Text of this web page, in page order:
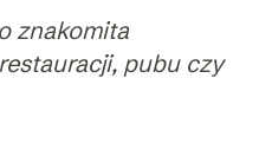
znakomita
pubu czy